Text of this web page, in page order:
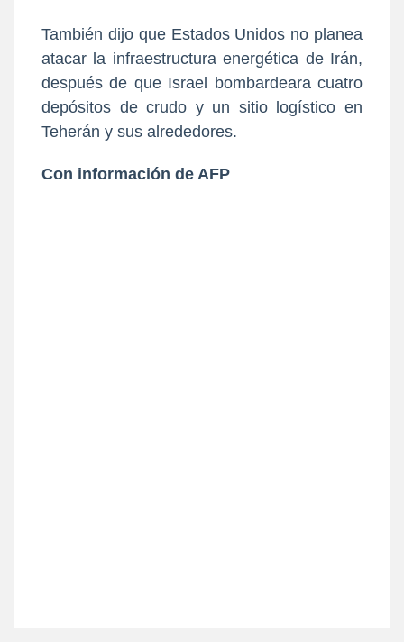
También dijo que Estados Unidos no planea
atacar la infraestructura energética de Irán,
después de que Israel bombardeara cuatro
depósitos de crudo y un sitio logístico en
Teherán y sus alrededores.
Con información de AFP